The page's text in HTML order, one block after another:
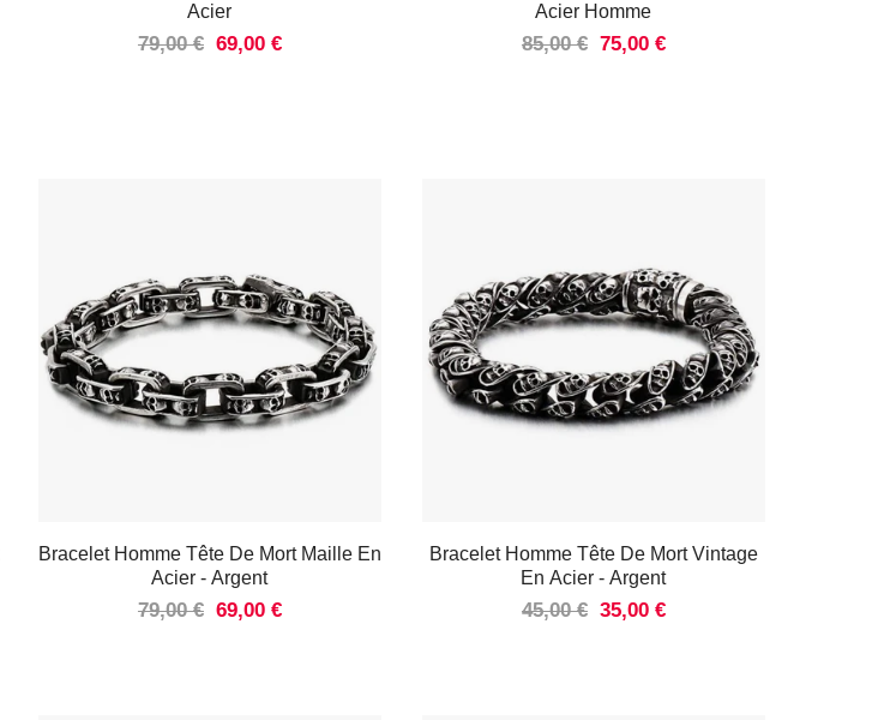
Acier
79,00 € 69,00 €
Acier Homme
85,00 € 75,00 €
Bracelet Homme Tête De Mort Maille En
Acier- Argent
79,00 € 69,00 €
Bracelet Homme Tête De Mort Vintage
En Acier- Argent
45,00 € 35,00 €